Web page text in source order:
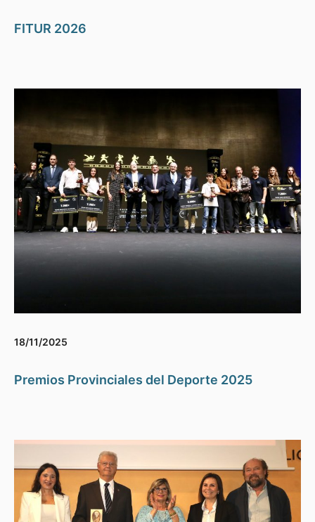
FITUR 2026
18/11/2025
Premios Provinciales del Deporte 2025